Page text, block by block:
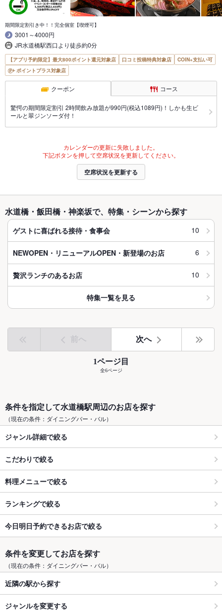
期間限定割引き中！！完全個室【喫煙可】
3001～4000円
JR水道橋駅西口より徒歩約0分
【アプリ予約限定】最大800ポイント還元対象店 口コミ投稿特典対象店
COIN+支払い可
ポイントプラス対象店
クーポン コース
驚愕の期間限定割引 2時間飲み放題が990円(税込1089円)！しかも生ビ
ールと翠ジンソーダ付！
カレンダーの更新に失敗しました。
下記ボタンを押して空席状況を更新してください。
空席状況を更新する
水道橋・飯田橋・神楽坂で、特集・シーンから探す
ゲストに喜ばれる接待・食事会 10
NEWOPEN・リニューアルOPEN・新登場のお店 6
贅沢ランチのあるお店 10
特集一覧を見る
前へ 次へ
1ページ目
全6ページ
条件を指定して水道橋駅周辺のお店を探す
（現在の条件：ダイニングバー・バル）
ジャンル詳細で絞る
こだわりで絞る
料理メニューで絞る
ランキングで絞る
今日明日予約できるお店で絞る
条件を変更してお店を探す
（現在の条件：ダイニングバー・バル）
近隣の駅から探す
ジャンルを変更する